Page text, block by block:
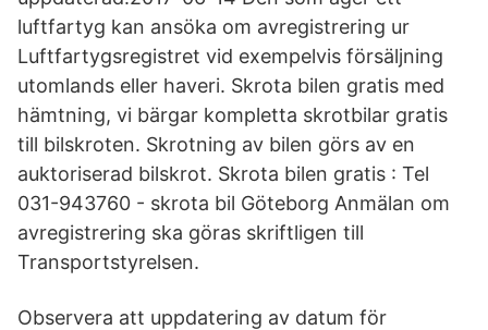
luftfartyg kan ansöka om avregistrering ur
Luftfartygsregistret vid exempelvis försäljning
utomlands eller haveri. Skrota bilen gratis med
hämtning, vi bärgar kompletta skrotbilar gratis
till bilskroten. Skrotning av bilen görs av en
auktoriserad bilskrot. Skrota bilen gratis : Tel
031-943760 - skrota bil Göteborg Anmälan om
avregistrering ska göras skriftligen till
Transportstyrelsen.
Observera att uppdatering av datum för